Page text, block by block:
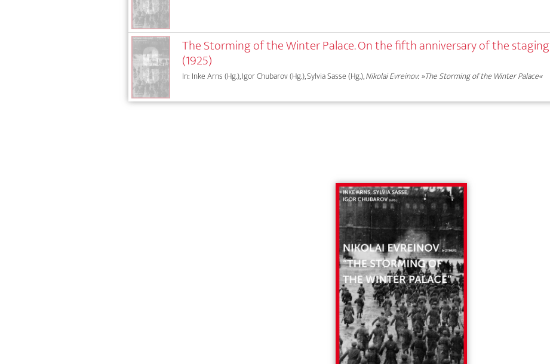
The Storming of the Winter Palace. On the fifth anniversary of the staging
(1925)
In: Inke Arns (Hg.), Igor Chubarov (Hg.), Sylvia Sasse (Hg.),Nikolai Evreinov: »The Storming of the Winter Palace«